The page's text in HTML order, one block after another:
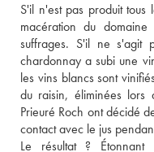
S'il n'est pas produit
macération du
suffrages. S'il ne
chardonnay a subi une
les vins blancs sont
du raisin, éliminées
Prieuré Roch ont décidé
contact avec le jus
Le résultat ?